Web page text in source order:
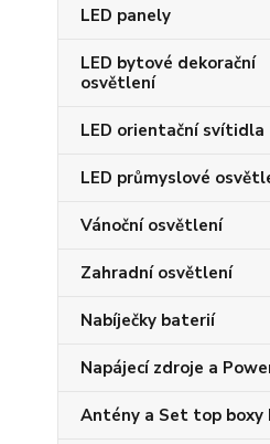
LED panely
LED bytové dekorační
osvětlení
LED orientační svítidla
LED průmyslové
Vánoční osvětlení
Zahradní osvětlení
Nabíječky baterií
Napájecí zdroje a
Antény a Set top boxy